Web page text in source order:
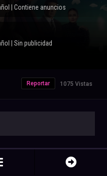
1075 Vistas
Reportar